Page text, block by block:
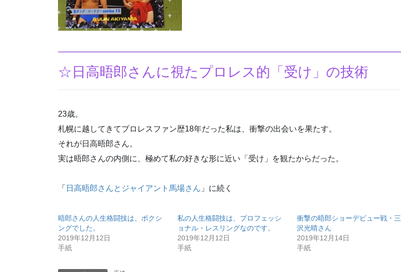
☆日高晤郎さんに視たプロレス的「受け」の技術
23歳。
札幌に越してきてプロレスファン歴18年だった私は、衝撃の出会いを果たす。
それが日高晤郎さん。
実は晤郎さんの内側に、極めて私の好きな形に近い「受け」を観たからだった。
「 日高晤郎さんとジャイアント馬場さん 」に続く
晤郎さんの人生格闘技は、ボクシ
ングでした。
2019年12月12日
手紙
私の人生格闘技は、プロフェッシ
ョナル・レスリングなのです。
2019年12月12日
手紙
衝撃の晤郎ショーデビュー戦・三
沢光晴さん
2019年12月14日
手紙